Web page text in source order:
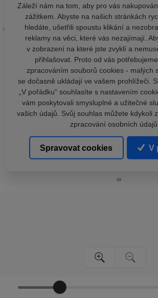
Záleží nám na tom, aby pro vás
zážitkem. Abyste na našich stránkách
hledáte, ušetřili spoustu klikání a
reklamy na věci, které vás nezajímají.
v zobrazení na které jste zvyklí a
přihlašovat. Proto od vás
zpracováním souborů cookies - malých
se dočasně ukládají ve vašem prohlížeči.
„V pořádku“ souhlasíte s nastavením
vám poskytovali smysluplné a užitečné
vašich údajů. Svůj souhlas můžete kdykoli
zpracování osobních údajů.
Spravovat cookies V